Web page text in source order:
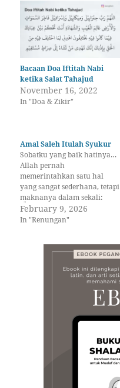
Bacaan Doa Iftitah Nabi
ketika Salat Tahajud
November 16, 2022
In "Doa & Zikir"
Amal Saleh Itulah Syukur
Sobatku yang baik hatinya…
Allah pernah
memerintahkan satu hal
yang sangat sederhana, tetapi
maknanya dalam sekali:
وَاشْكُرُوا لِلَّهِ"Dan
bersyukurlah kepada Allah.”
satu kata: bersyukur.
Namun, bagaimana
sebenarnya bentuk syukur
itu? Apakah cukup dengan
mengucap alhamdulillah?
Para ulama menjelaskan,
syukur tidak berhenti di
lisan. Ia dimulai…
February 9, 2026
In "Renungan"